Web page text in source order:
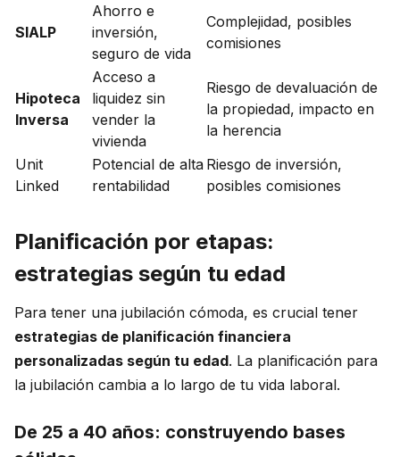
SIALP
Ahorro e
inversión,
seguro de vida
Complejidad, posibles
comisiones
Hipoteca
Inversa
Acceso a
liquidez sin
vender la
vivienda
Riesgo de devaluación de
la propiedad, impacto en
la herencia
Unit
Linked
Potencial de alta
rentabilidad
Riesgo de inversión,
posibles comisiones
Planificación por etapas:
estrategias según tu edad
Para tener una jubilación cómoda, es crucial tener
estrategias de planificación financiera
personalizadas según tu edad. La planificación para
la jubilación cambia a lo largo de tu vida laboral.
De 25 a 40 años: construyendo bases